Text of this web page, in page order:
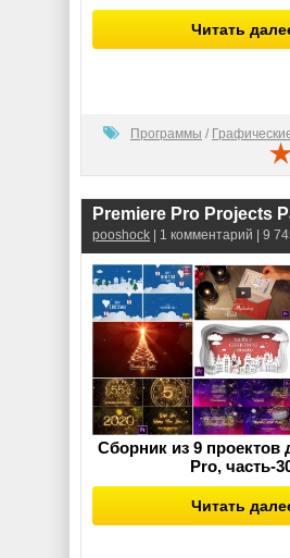
Читать
Программы / Графические
pooshock | 1 комментарий | 9
Сборник из 9 проектов
Pro, часть-
Читать